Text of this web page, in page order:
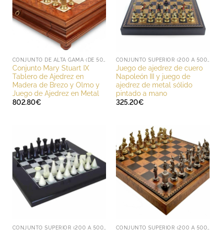
Conjunto Mary Stuart IX
Tablero de Ajedrez en
Madera de Brezo y Olmo y
Juego de Ajedrez en Metal
802.80€
Juego de ajedrez de cuero
Napoleón III y juego de
ajedrez de metal sólido
pintado a mano
325.20€